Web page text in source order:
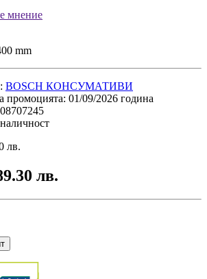
мнение
mm
BOSCH КОНСУМАТИВИ
промоцията: 01/09/2026 година
лв.
лв.